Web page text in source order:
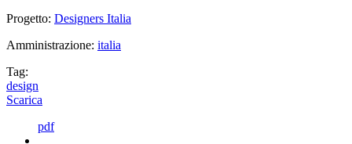
Progetto: Designers Italia
Amministrazione: italia
Tag:
design
Scarica
pdf